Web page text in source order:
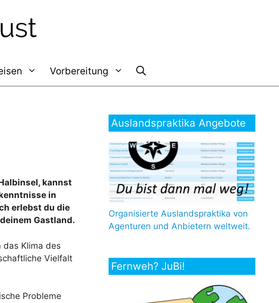
Vorbereitung
kannst
in
erlebst du die
Gastland.
das Klima des
Vielfalt
Probleme
Auslandspraktika Angebote
Organisierte Auslandspraktika von
Agenturen und Anbietern weltweit.
Fernweh? JuBi!